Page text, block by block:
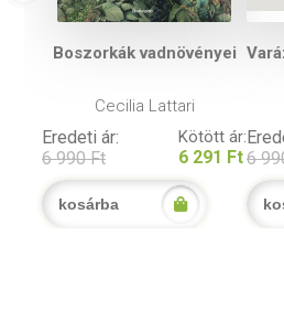
Boszorkák vadnövényei
Cecilia Lattari
Eredeti ár:
6 990 Ft
Kötött ár:
6 291 Ft
kosárba
6